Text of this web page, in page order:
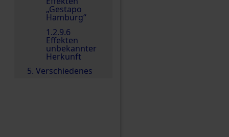
„Gestapo
Hamburg“
1.2.9.6
Effekten
unbekannter
Herkunft
5. Verschiedenes